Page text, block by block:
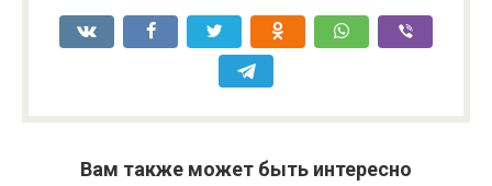
Вам также может быть интересно